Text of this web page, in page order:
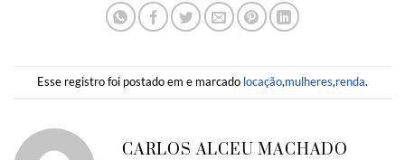
Esse registro foi postado em e marcado locação,mulheres,renda.
CARLOS ALCEU MACHADO